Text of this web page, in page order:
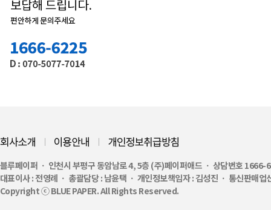
블루페이퍼 ㆍ 인천시 부평구 동암남로 4, 5층 (주)페이퍼애드 ㆍ 상담번호
대표이사 : 전영례 ㆍ 총괄담당 : 남윤택 ㆍ 개인정보책임자 : 김성진 ㆍ 통신판
Copyright ⓒ BLUE PAPER. All Rights Reserved.